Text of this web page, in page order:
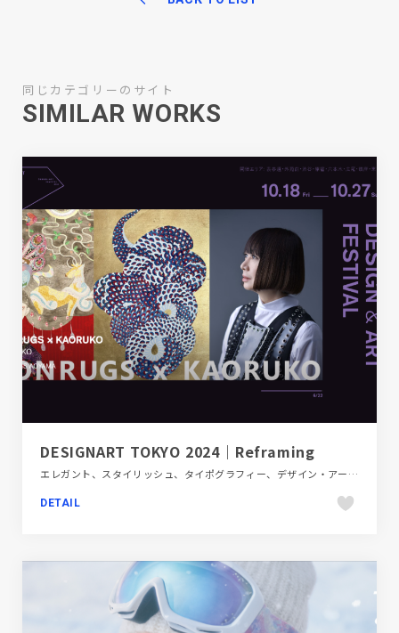
同じカテゴリーのサイト
SIMILAR WORKS
DESIGNART TOKYO 2024｜Reframing
エレガント、スタイリッシュ、タイポグラフィー、デザイン・アート・音楽・文芸、ブラック系 、ブランド・サービスサイト
DETAIL